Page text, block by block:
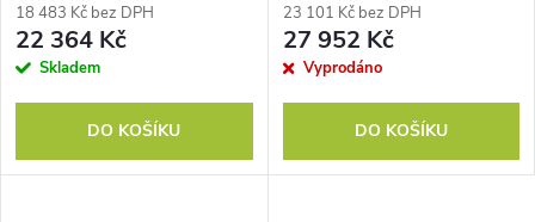
18 483 Kč bez DPH
22 364 Kč
Skladem
DO KOŠÍKU
23 101 Kč bez DPH
27 952 Kč
Vyprodáno
DO KOŠÍKU